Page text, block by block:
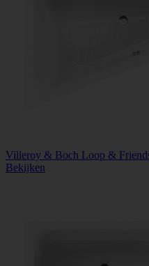
Villeroy & Boch Loop &
Bekijken